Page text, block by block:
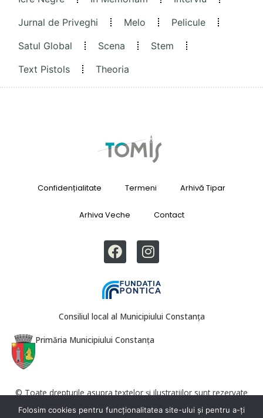
Jurnal de Priveghi
Melo
Pelicule
Satul Global
Scena
Stem
Text Pistols
Theoria
Confidențialitate Termeni Arhivă Tipar
Arhiva Veche Contact
Consiliul local al Municipiului Constanța
Primăria Municipiului Constanța
© Toate drepturile asupra textelor și ilustrațiilor sunt rezervate
acordul redacției.
Folosim cookies pentru funcționalitatea site-ului și pentru a-ți